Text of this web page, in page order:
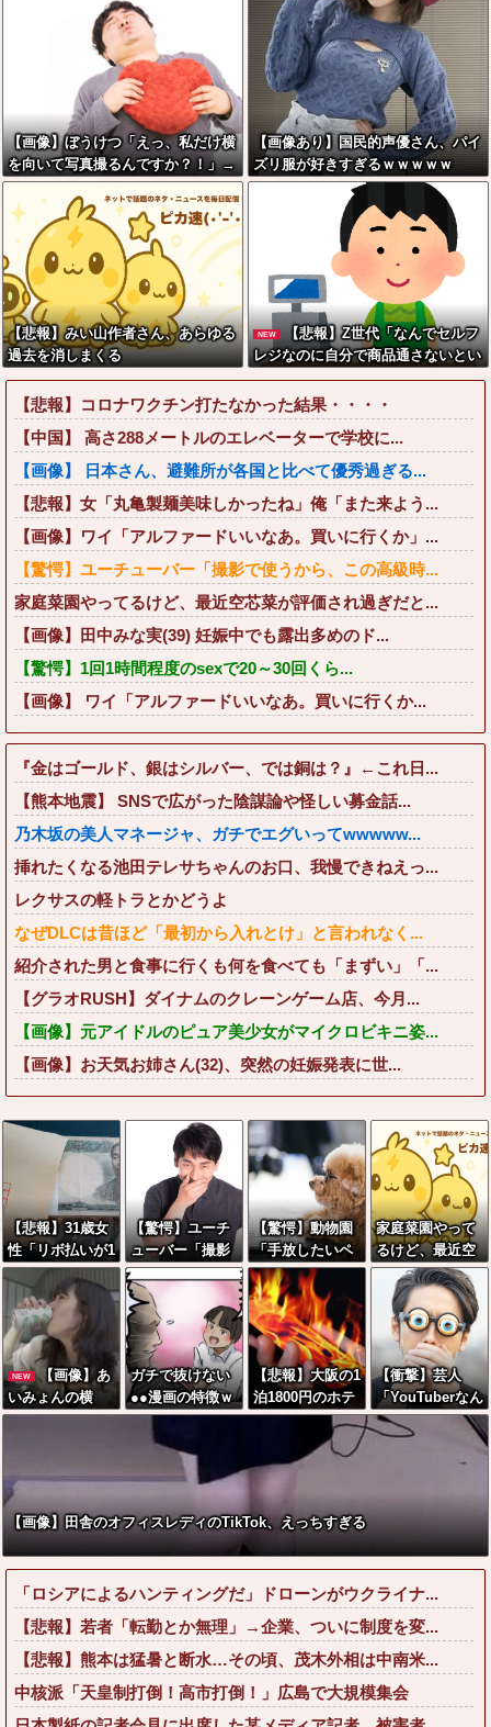
【画像】ぼうけつ「えっ、私だけ横
を向いて写真撮るんですか？！」→
結果w w w w w w w w
【画像あり】国民的声優さん、パイ
ズリ服が好きすぎるｗｗｗｗｗ
【悲報】みい山作者さん、あらゆる
過去を消しまくる
NEW
【悲報】Z世代「なんでセルフ
レジなのに自分で商品通さないとい
けないんだ」
【悲報】コロナワクチン打たなかった結果・・・・
【中国】 高さ288メートルのエレベーターで学校に...
【画像】 日本さん、避難所が各国と比べて優秀過ぎる...
【悲報】女「丸亀製麺美味しかったね」俺「また来よう...
【画像】ワイ「アルファードいいなあ。買いに行くか」...
【驚愕】ユーチューバー「撮影で使うから、この高級時...
家庭菜園やってるけど、最近空芯菜が評価され過ぎだと...
【画像】田中みな実(39) 妊娠中でも露出多めのド...
【驚愕】1回1時間程度のsexで20～30回くら...
【画像】 ワイ「アルファードいいなあ。買いに行くか...
『金はゴールド、銀はシルバー、では銅は？』←これ日...
【熊本地震】 SNSで広がった陰謀論や怪しい募金話...
乃木坂の美人マネージャ、ガチでエグいってwwwww...
挿れたくなる池田テレサちゃんのお口、我慢できねえっ...
レクサスの軽トラとかどうよ
なぜDLCは昔ほど「最初から入れとけ」と言われなく...
紹介された男と食事に行くも何を食べても「まずい」「...
【グラオRUSH】ダイナムのクレーンゲーム店、今月...
【画像】元アイドルのピュア美少女がマイクロビキニ姿...
【画像】お天気お姉さん(32)、突然の妊娠発表に世...
【悲報】31歳女
性「リボ払いが1
0年たっても終わ
りません」←こ
れw w w w w w
w
【驚愕】ユーチ
ューバー「撮影
で使うから、こ
の高級時計も車
もぜ～んぶ経費
でタダ！ｗ」←
まさかコレ本気
にしてる奴なん
ておらんよな？
w w w w w w w
【驚愕】動物園
「手放したいペ
ットは寄付し
て！餌にするか
ら！」←これっ
てどうなん？w
w w w w w w w
w w
家庭菜園やって
るけど、最近空
芯菜が評価され
過ぎだと思
う！！！！！
NEW
【画像】あ
いみょんの横
顔、ガチでヌけ
ガチで抜けない
●●漫画の特徴ｗ
ｗｗｗｗｗｗｗ
ｗｗｗｗｗｗｗ
ｗｗｗｗｗｗｗ
【悲報】大阪の1
泊1800円のホテ
ル、ガチでヤバ
すぎて炎上www
www
【衝撃】芸人
「YouTuberなん
て全員おもんな
いやん笑」←そ
もそもこれが始
【画像】田舎のオフィスレディのTikTok、えっちすぎる
「ロシアによるハンティングだ」ドローンがウクライナ...
【悲報】若者「転勤とか無理」→企業、ついに制度を変...
【悲報】熊本は猛暑と断水…その頃、茂木外相は中南米...
中核派「天皇制打倒！高市打倒！」広島で大規模集会